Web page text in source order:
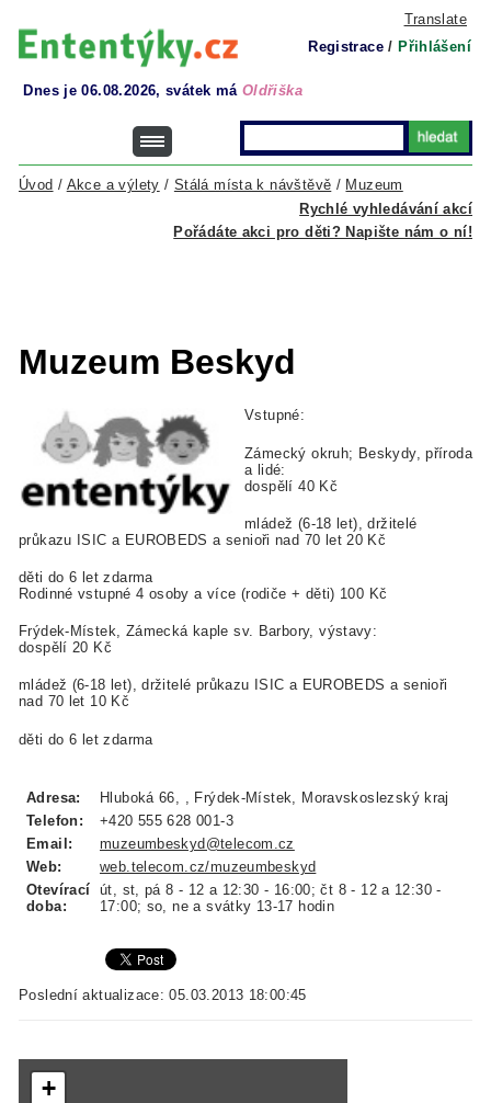
Translate
Registrace / Přihlášení
Dnes je 06.08.2026, svátek má Oldřiška
Rychlé vyhledávání akcí
Úvod / Akce a výlety / Stálá místa k návštěvě / Muzeum
Pořádáte akci pro děti? Napište nám o ní!
Muzeum Beskyd
Vstupné:
Zámecký okruh; Beskydy, příroda
a lidé:
dospělí 40 Kč
mládež (6-18 let), držitelé
průkazu ISIC a EUROBEDS a senioři nad 70 let 20 Kč
děti do 6 let zdarma
Rodinné vstupné 4 osoby a více (rodiče + děti) 100 Kč
Frýdek-Místek, Zámecká kaple sv. Barbory, výstavy:
dospělí 20 Kč
mládež (6-18 let), držitelé průkazu ISIC a EUROBEDS a senioři
nad 70 let 10 Kč
děti do 6 let zdarma
Adresa:
Hluboká 66, , Frýdek-Místek, Moravskoslezský kraj
Telefon:
+420 555 628 001-3
Email:
muzeumbeskyd@telecom.cz
Web:
web.telecom.cz/muzeumbeskyd
Otevírací
doba:
út, st, pá 8 - 12 a 12:30 - 16:00; čt 8 - 12 a 12:30 -
17:00; so, ne a svátky 13-17 hodin
Poslední aktualizace: 05.03.2013 18:00:45
+